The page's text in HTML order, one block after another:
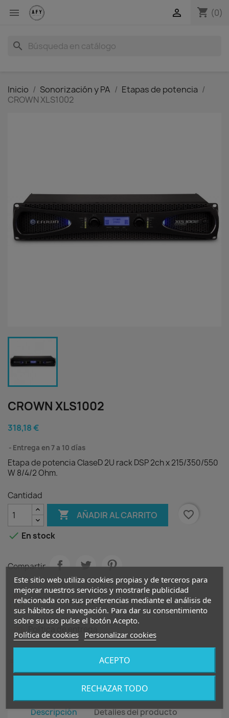
 shopping_cart (0)

search
Inicio Sonorización y PA
Etapas de potencia
CROWN XLS1002
CROWN XLS1002
318,18 €
Entrega en 7 a 10 días
Etapa de potencia ClaseD 2U rack DSP 2ch x 215/350/550
W 8/4/2 Ohm.
Cantidad
 AÑADIR AL CARRITO
favorite_border
 En stock
Compartir
Política de seguridad
Política de devolución
Descripción Detalles del producto
Este sitio web utiliza cookies propias y de terceros para
mejorar nuestros servicios y mostrarle publicidad
relacionada con sus preferencias mediante el análisis de
sus hábitos de navegación. Para dar su consentimiento
sobre su uso pulse el botón Acepto.
Política de cookies
Personalizar cookies
RECHAZAR TODO
ACEPTO